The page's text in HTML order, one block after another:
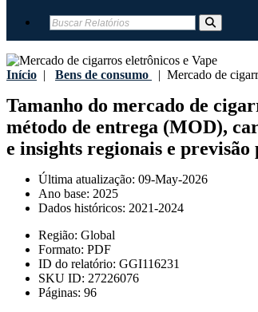
Início | Bens de consumo | Mercado de
Tamanho do mercado de
método de entrega (MOD),
e insights regionais e previsão
Última atualização: 09-May-2026
Ano base: 2025
Dados históricos: 2021-2024
Região: Global
Formato: PDF
ID do relatório: GGI116231
SKU ID: 27226076
Páginas: 96